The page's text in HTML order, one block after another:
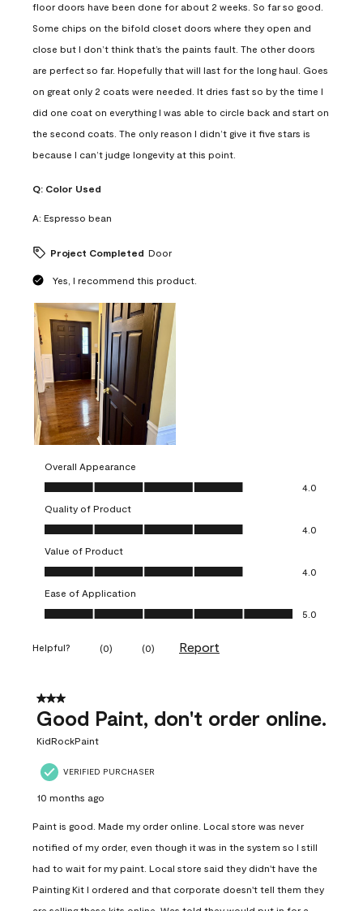
floor doors have been done for about 2 weeks. So far so good.
Some chips on the bifold closet doors where they open and
close but I don’t think that’s the paints fault. The other doors
are perfect so far. Hopefully that will last for the long haul. Goes
on great only 2 coats were needed. It dries fast so by the time I
did one coat on everything I was able to circle back and start on
the second coats. The only reason I didn’t give it five stars is
because I can’t judge longevity at this point.
Q: Color Used
A: Espresso bean
Project Completed Door
Yes, I recommend this product.
Overall Appearance
Overall Appearance, 4.0 out of 5
4.0
Quality of Product
Quality of Product, 4.0 out of 5
4.0
Value of Product
Value of Product, 4.0 out of 5
4.0
Ease of Application
Ease of Application, 5.0 out of 5
5.0
Helpful? (0) (0) Report
3 out of 5 stars.
Good Paint, don't order online.
KidRockPaint
VERIFIED PURCHASER
10 months ago
Paint is good. Made my order online. Local store was never
notified of my order, even though it was in the system so I still
had to wait for my paint. Local store said they didn't have the
Painting Kit I ordered and that corporate doesn't tell them they